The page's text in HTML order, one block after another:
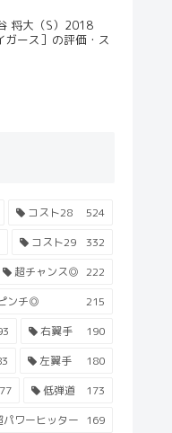
将大（S）2018
ース］の評価・ス
コスト28
524
コスト29
332
超チャンス◎ 222
ンチ◎
215
右翼手
190
左翼手
180
低弾道
173
パワーヒッター 169